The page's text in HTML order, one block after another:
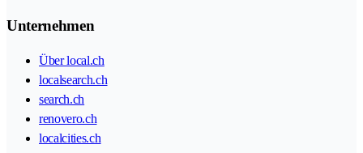
Unternehmen
Über local.ch
localsearch.ch
search.ch
renovero.ch
localcities.ch